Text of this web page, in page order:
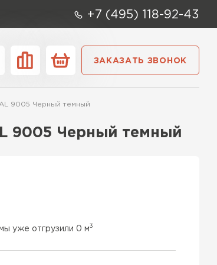
+7 (495) 118-92-43
ЗАКАЗАТЬ ЗВОНОК
9005 Черный темный
9005 Черный темный
уже отгрузили 0 м3